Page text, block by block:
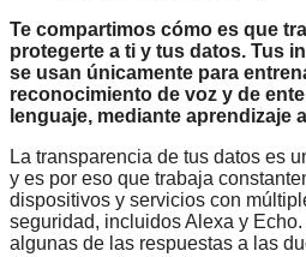
Te compartimos cómo es que
protegerte a ti y tus datos. Tus
se usan únicamente para
reconocimiento de voz y de
lenguaje, mediante aprendizaje
La transparencia de tus datos es
y es por eso que trabaja
dispositivos y servicios con
seguridad, incluidos Alexa y
algunas de las respuestas a las